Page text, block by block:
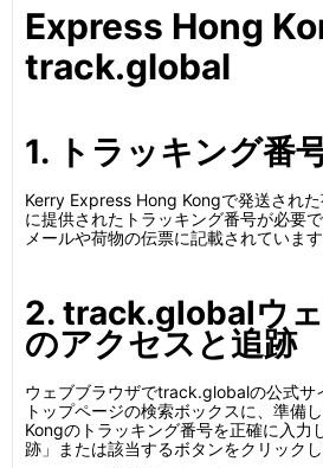
Express Hong
track.global
1. トラッキング番
Kerry Express Hong Kongで発送され
に提供されたトラッキング番号が必要
メールや荷物の伝票に記載されています
2. track.globalウ
のアクセスと追跡
ウェブブラウザでtrack.globalの公式サ
トップページの検索ボックスに、準備
Kongのトラッキング番号を正確に入力
跡」または該当するボタンをクリックし